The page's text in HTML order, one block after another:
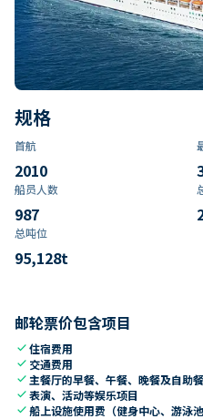
规格
首航
2010
船员人数
987
总吨位
95,128t
邮轮票价包含项目
check住宿费用
check 交通费用
check 主餐厅的早餐、午餐、晚餐及自助
check表演、活动等娱乐项目
check船上设施使用费（健身中心、游泳